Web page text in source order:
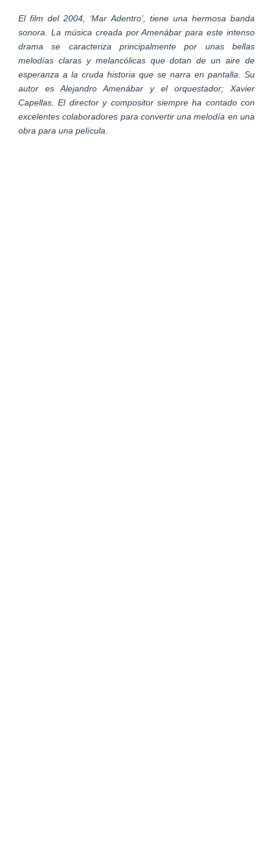
El film del 2004, ‘Mar Adentro’, tiene una hermosa banda
sonora. La música creada por Amenábar para este intenso
drama se caracteriza principalmente por unas bellas
melodías claras y melancólicas que dotan de un aire de
esperanza a la cruda historia que se narra en pantalla. Su
autor es Alejandro Amenábar y el orquestador; Xavier
Capellas. El director y compositor siempre ha contado con
excelentes colaboradores para convertir una melodía en una
obra para una película.